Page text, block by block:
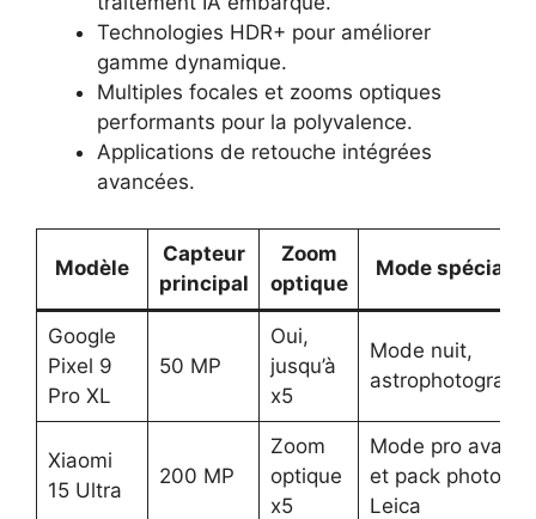
Technologies HDR+ pour améliorer
gamme dynamique.
Multiples focales et zooms optiques
performants pour la polyvalence.
Applications de retouche intégrées
avancées.
Modèle
Capteur
principal
Zoom
optique
Mode
Google
Pixel 9
Pro XL
50 MP
Oui,
jusqu’à
x5
Mode nuit,
Xiaomi
15 Ultra
200 MP
Zoom
optique
x5
Mode pro avancé
et pack photo
Leica